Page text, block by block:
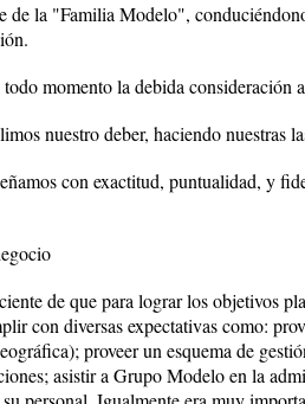
de la "Familia Modelo",
momento la debida consideración
nuestro deber, haciendo nuestras
con exactitud, puntualidad, y
de que para lograr los objetivos
con diversas expectativas como:
proveer un esquema de
asistir a Grupo Modelo en la